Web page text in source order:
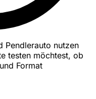
Pendlerauto nutzen
testen möchtest, ob
Format